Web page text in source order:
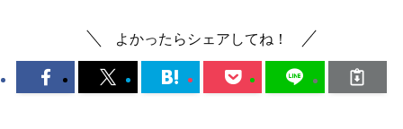
よかったらシェアしてね！